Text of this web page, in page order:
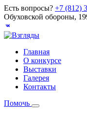
Есть вопросы? +7 (812)
Обуховской обороны,
Главная
О конкурсе
Выставки
Галерея
Контакты
Помочь